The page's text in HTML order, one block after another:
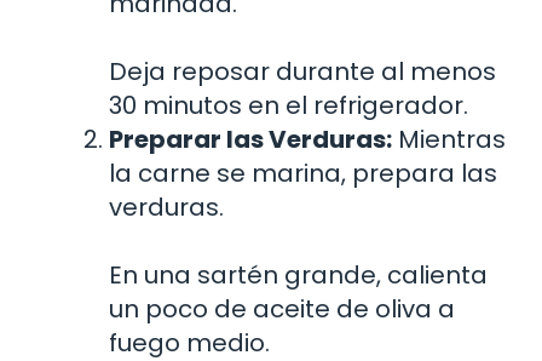
Deja reposar durante al menos
30 minutos en el refrigerador.
Preparar las Verduras: Mientras
la carne se marina, prepara las
verduras.
En una sartén grande, calienta
un poco de aceite de oliva a
fuego medio.